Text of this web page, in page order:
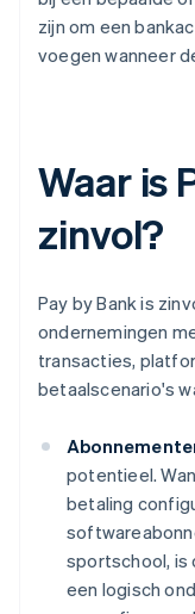
zijn om een
voegen wanneer
Waar is
zinvol?
Pay by Bank is
ondernemingen
transacties,
betaalscenario's
potentieel.
betaling
sportschool, is
een logisch